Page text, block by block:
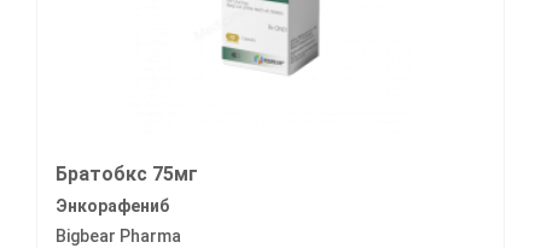
Братобкс 75мг
Энкорафениб
Bigbear Pharma